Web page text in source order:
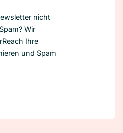
nicht
Wir
Ihre
und Spam